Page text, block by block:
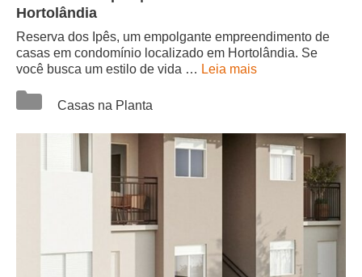
Hortolândia
Reserva dos Ipês, um empolgante empreendimento de
casas em condomínio localizado em Hortolândia. Se
você busca um estilo de vida … Leia mais
Casas na Planta